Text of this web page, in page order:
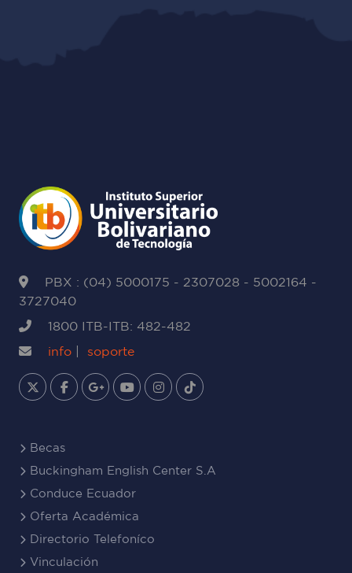
PBX : (04) 5000175 - 2307028 - 5002164 -
3727040
1800 ITB-ITB: 482-482
info
soporte
Becas
Buckingham English Center S.A
Conduce Ecuador
Oferta Académica
Directorio Telefoníco
Vinculación